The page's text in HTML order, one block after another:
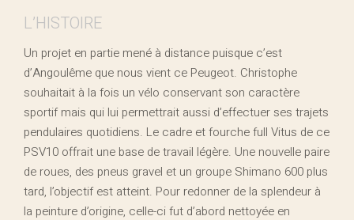
L’HISTOIRE
Un projet en partie mené à distance puisque c’est
d’Angoulême que nous vient ce Peugeot. Christophe
souhaitait à la fois un vélo conservant son caractère
sportif mais qui lui permettrait aussi d’effectuer ses trajets
pendulaires quotidiens. Le cadre et fourche full Vitus de ce
PSV10 offrait une base de travail légère. Une nouvelle paire
de roues, des pneus gravel et un groupe Shimano 600 plus
tard, l’objectif est atteint. Pour redonner de la splendeur à
la peinture d’origine, celle-ci fut d’abord nettoyée en